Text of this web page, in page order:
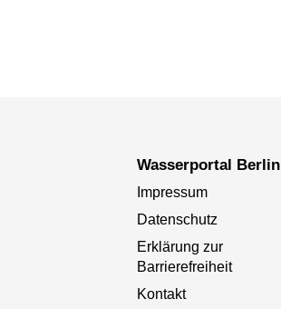
Wasserportal Berlin
Impressum
Datenschutz
Erklärung zur
Barrierefreiheit
Kontakt